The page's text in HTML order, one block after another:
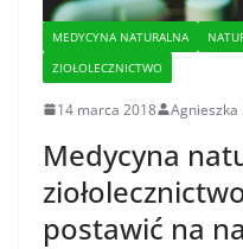
MEDYCYNA NATURALNA
ZIOŁOLECZNICTWO
14 marca 2018 Agnieszka
Medycyna
postawić na